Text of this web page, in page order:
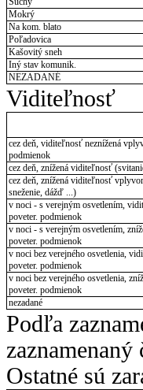
Mokrý
Na kom. blato
Poľadovica
Kašovitý sneh
Iný stav komunik.
NEZADANÉ
Viditeľnosť
cez deň, viditeľnosť neznížená
podmienok
cez deň, znížená viditeľnosť
cez deň, znížená viditeľnosť
sneženie, dážď ...)
v noci - s verejným osvetlením,
poveter. podmienok
v noci - s verejným osvetlením,
poveter. podmienok
v noci bez verejného osvetlenia,
poveter. podmienok
v noci bez verejného osvetlenia,
poveter. podmienok
nezadané
Podľa
Ostatné sú